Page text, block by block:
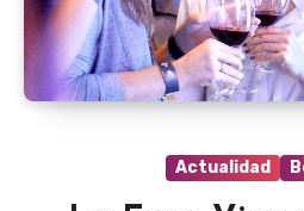
Actualidad